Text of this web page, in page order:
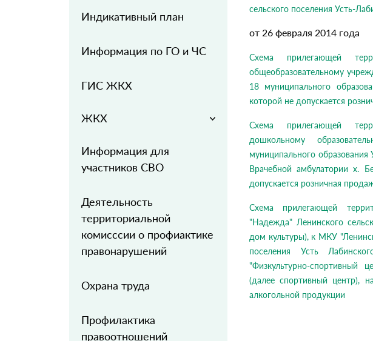
Индикативный план
Информация по ГО и ЧС
ГИС ЖКХ
ЖКХ
Информация для
участников СВО
Деятельность
территориальной
комисссии о профиактике
правонарушений
Охрана труда
Профилактика
правоотношений
сельского поселения Усть-
от 26 февраля 2014 года
Схема прилегающей
общеобразовательному
18 муниципального
которой не допускается
Схема прилегающей
дошкольному
муниципального
Врачебной амбулатории х.
допускается розничная
Схема прилегающей
"Надежда" Ленинского
дом культуры), к МКУ
поселения Усть
"Физкультурно-спортивный
(далее спортивный центр),
алкогольной продукции